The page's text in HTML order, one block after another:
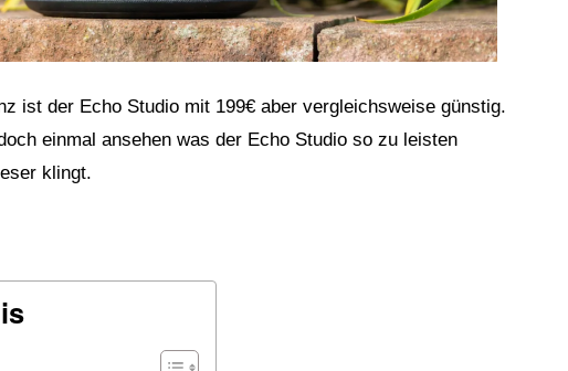
ist der Echo Studio mit 199€ aber vergleichsweise günstig.
einmal ansehen was der Echo Studio so zu leisten
klingt.